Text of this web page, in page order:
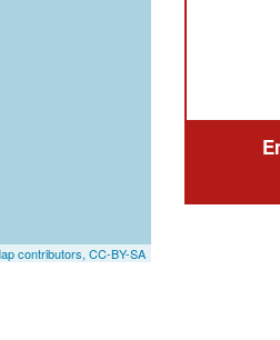
contributors, CC-BY-SA